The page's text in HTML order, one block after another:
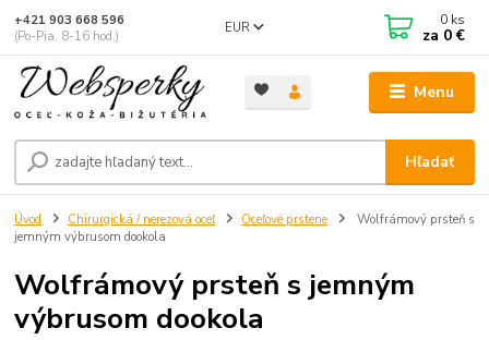
Menu
EUR
Hľadať
+421 903 668 596
(Po-Pia, 8-16 hod.)
0 ks
za 0 €
Úvod Chirurgická / nerezová oceľ Oceľové prstene
Wolfrámový prsteň s
jemným výbrusom dookola
Wolfrámový prsteň s jemným
výbrusom dookola